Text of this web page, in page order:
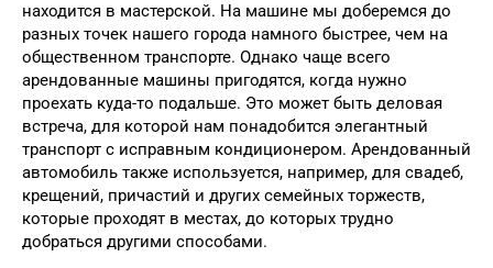
находится в мастерской. На машине мы доберемся до
разных точек нашего города намного быстрее, чем на
общественном транспорте. Однако чаще всего
арендованные машины пригодятся, когда нужно
проехать куда-то подальше. Это может быть деловая
встреча, для которой нам понадобится элегантный
транспорт с исправным кондиционером. Арендованный
автомобиль также используется, например, для свадеб,
крещений, причастий и других семейных торжеств,
которые проходят в местах, до которых трудно
добраться другими способами.